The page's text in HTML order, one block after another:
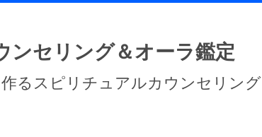
ンセリング＆オーラ鑑定
るスピリチュアルカウンセリング